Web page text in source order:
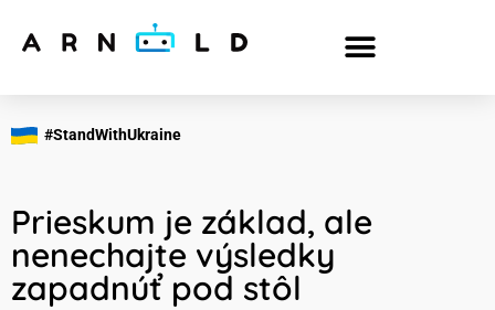
#StandWithUkraine
Prieskum je základ, ale
nenechajte výsledky
zapadnúť pod stôl